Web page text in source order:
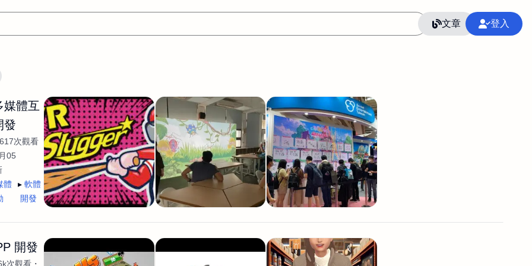
文章 登入
AI應用 AI 網頁設計 軟體開發 網站架設網頁製作 語言 整合行銷公關
平面設計師 AI影片製作 P圖改圖修圖 廣告操作 SEO CRM GoogleAnalytics
程式
商業攝影 廣告行銷服務 室內設計 網站開發 接案 照片後製修圖
WordPress網站架設與網站維護救援
生產設計 網頁製作 SCI醫學論文寫作投稿 Flutter
影像設計 視覺設計 自我介紹 業務外包 設計建模渲染 Solidworks 插畫
電商自媒體平面設計 長篇文案短 影片製作 設計 動畫製作 服務項目
媒體互
發
617次觀看
05
體
軟體
開發
開發
次觀看